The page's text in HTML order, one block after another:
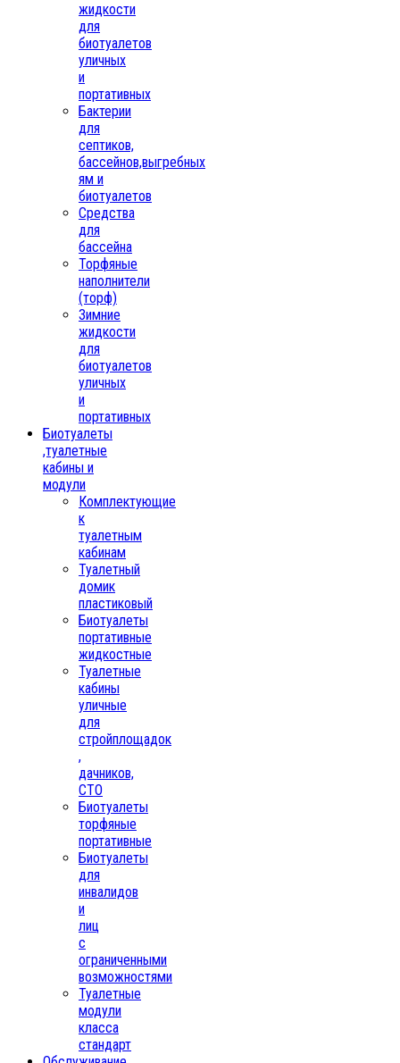
жидкости
для
биотуалетов
уличных
и
портативных
Бактерии
для
септиков,
бассейнов,выгребных
ям и
биотуалетов
Средства
для
бассейна
Торфяные
наполнители
(торф)
Зимние
жидкости
для
биотуалетов
уличных
и
портативных
Биотуалеты
,туалетные
кабины и
модули
Комплектующие
к
туалетным
кабинам
Туалетный
домик
пластиковый
Биотуалеты
портативные
жидкостные
Туалетные
кабины
уличные
для
стройплощадок
,
дачников,
СТО
Биотуалеты
торфяные
портативные
Биотуалеты
для
инвалидов
и
лиц
с
ограниченными
возможностями
Туалетные
модули
класса
стандарт